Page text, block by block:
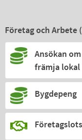
Företag och Arbete (
Ansökan
främja
Bygdepeng
Företagslots